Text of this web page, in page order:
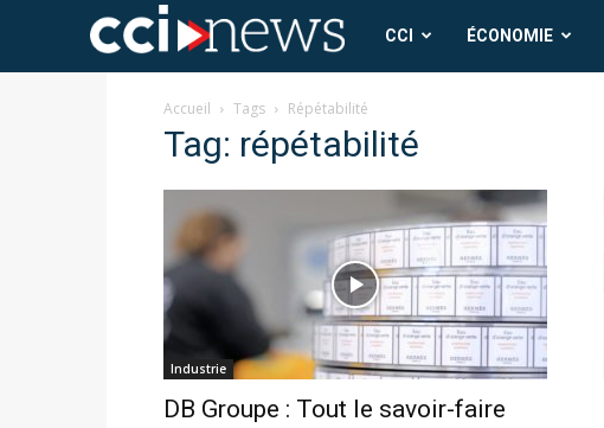
CCICCI ÉCONOMIE
Accueil Tags Répétabilité
Tag: répétabilité
Industrie
DB Groupe : Tout le savoir-faire